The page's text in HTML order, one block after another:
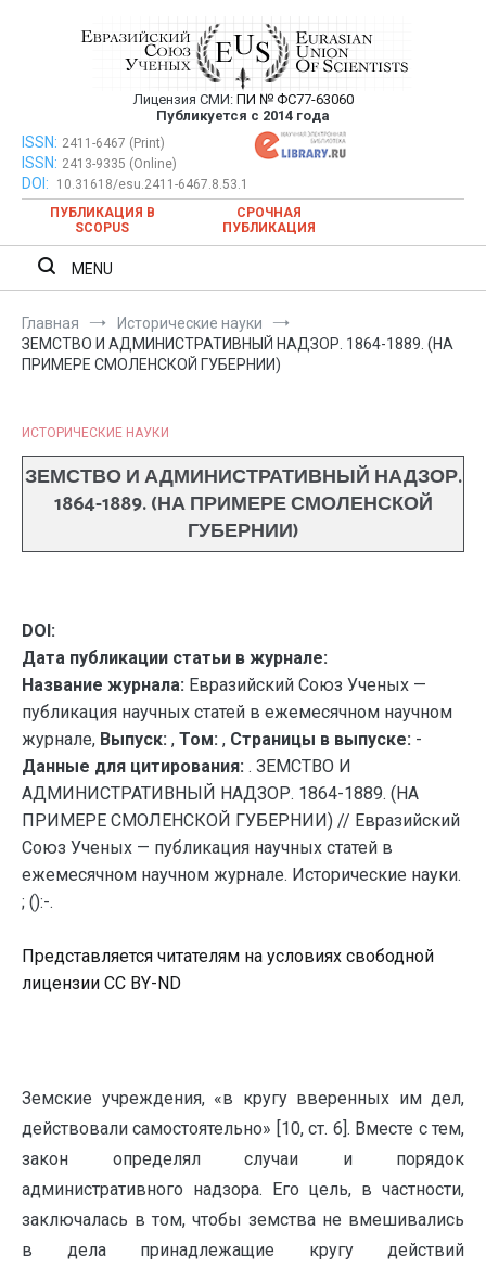
Евразийский Союз Ученых —
публикация научных статей в
ежемесячном научном журнале
Лицензия СМИ: ПИ № ФС77-63060
Публикуется с 2014 года
Евразийский Союз Ученых — публикация научных статей в
ежемесячном научном журнале
ISSN: 2411-6467 (Print)
ISSN: 2413-9335 (Online)
DOI:
10.31618/esu.2411-6467.8.53.1
ПУБЛИКАЦИЯ В
SCOPUS
СРОЧНАЯ
ПУБЛИКАЦИЯ
MENU
Главная
Исторические науки
ЗЕМСТВО И АДМИНИСТРАТИВНЫЙ НАДЗОР. 1864-1889. (НА
ПРИМЕРЕ СМОЛЕНСКОЙ ГУБЕРНИИ)
ИСТОРИЧЕСКИЕ НАУКИ
ЗЕМСТВО И АДМИНИСТРАТИВНЫЙ НАДЗОР.
1864-1889. (НА ПРИМЕРЕ СМОЛЕНСКОЙ
ГУБЕРНИИ)
DOI:
Дата публикации статьи в журнале:
Название журнала: Евразийский Союз Ученых —
публикация научных статей в ежемесячном научном
журнале, Выпуск: , Том: , Страницы в выпуске: -
Данные для цитирования: . ЗЕМСТВО И
АДМИНИСТРАТИВНЫЙ НАДЗОР. 1864-1889. (НА
ПРИМЕРЕ СМОЛЕНСКОЙ ГУБЕРНИИ) // Евразийский
Союз Ученых — публикация научных статей в
ежемесячном научном журнале. Исторические науки.
; ():-.
Представляется читателям на условиях свободной
лицензии CC BY-ND
Земские учреждения, «в кругу вверенных им дел,
действовали самостоятельно» [10, ст. 6]. Вместе с тем,
закон определял случаи и порядок
административного надзора. Его цель, в частности,
заключалась в том, чтобы земства не вмешивались
в дела принадлежащие кругу действий